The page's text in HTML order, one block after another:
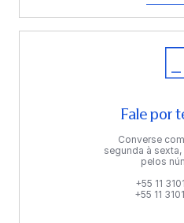
Fale por
Converse
segunda à sexta,
pelos
+55 11
+55 11